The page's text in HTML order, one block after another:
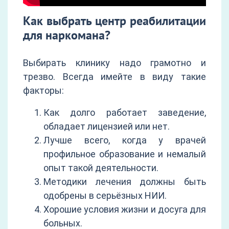
Как выбрать центр реабилитации
для наркомана?
Выбирать клинику надо грамотно и
трезво. Всегда имейте в виду такие
факторы:
Как долго работает заведение,
обладает лицензией или нет.
Лучше всего, когда у врачей
профильное образование и немалый
опыт такой деятельности.
Методики лечения должны быть
одобрены в серьёзных НИИ.
Хорошие условия жизни и досуга для
больных.